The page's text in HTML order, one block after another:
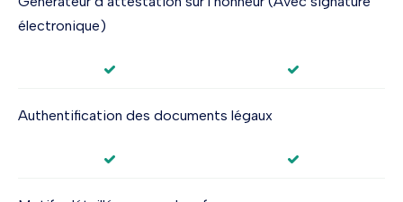
électronique)
Authentification des documents légaux